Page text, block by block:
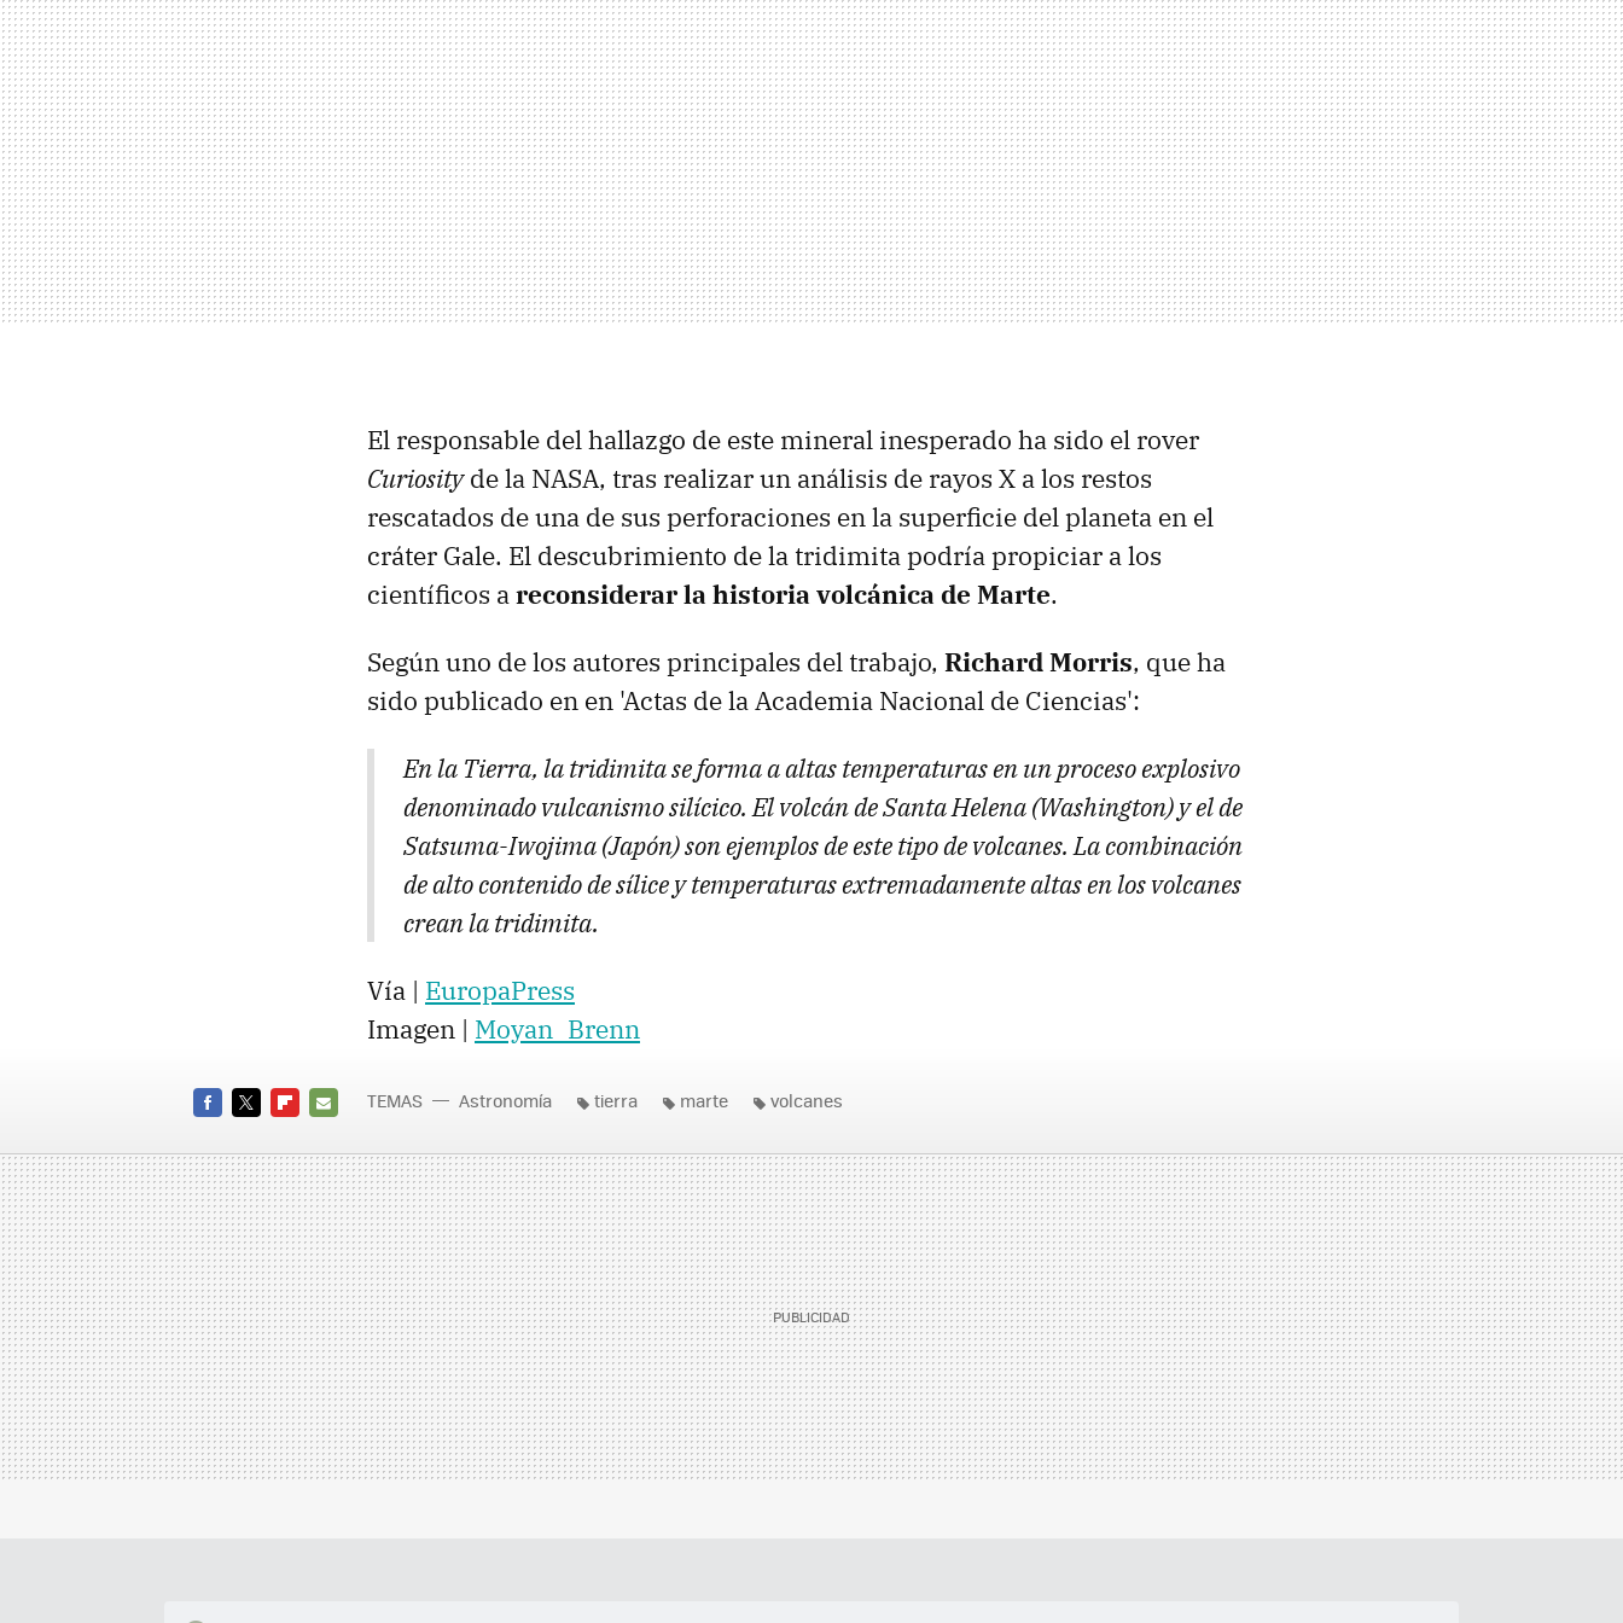
El responsable del hallazgo de este mineral inesperado ha sido el rover
Curiosityde la NASA, tras realizar un análisis de rayos X a los restos
rescatados de una de sus perforaciones en la superficie del planeta en el
cráter Gale. El descubrimiento de la tridimita podría propiciar a los
científicos areconsiderar la historia volcánica de Marte.
Según uno de los autores principales del trabajo, Richard Morris, que ha
sido publicado en en 'Actas de la Academia Nacional de Ciencias':
En la Tierra, la tridimita se forma a altas temperaturas en un proceso explosivo
denominado vulcanismo silícico. El volcán de Santa Helena (Washington) y el de
Satsuma-Iwojima (Japón) son ejemplos de este tipo de volcanes. La combinación
de alto contenido de sílice y temperaturas extremadamente altas en los volcanes
crean la tridimita.
Vía | EuropaPress
Imagen | Moyan_Brenn
MAIL
TEMAS Astronomía tierra marte volcanes